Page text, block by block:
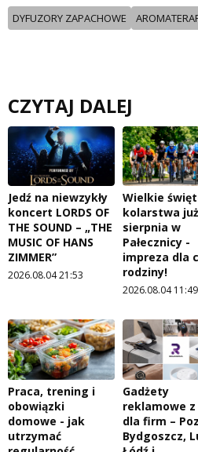
DYFUZORY ZAPACHOWE
CZYTAJ DALEJ
Jedź na niewzykły
koncert LORDS OF
THE SOUND – „THE
MUSIC OF HANS
ZIMMER”
2026.08.04 21:53
Wielkie
kolarstwa
sierpnia w
Pałecznicy -
impreza dla
rodziny!
2026.08.04 11:49
Praca, trening i
obowiązki
domowe - jak
utrzymać
Gadżety
reklamowe
dla firm –
Bydgoszcz,